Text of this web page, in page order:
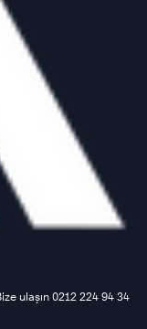
ulaşın 0212 224 94 34